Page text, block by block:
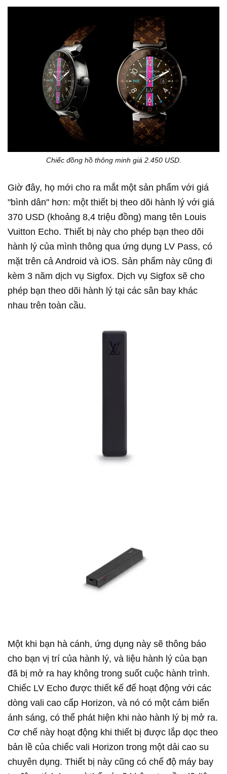
Chiếc đồng hồ thông minh giá 2.450 USD.
Giờ đây, họ mới cho ra mắt một sản phẩm với giá
"bình dân" hơn: một thiết bị theo dõi hành lý với giá
370 USD (khoảng 8,4 triệu đồng) mang tên Louis
Vuitton Echo. Thiết bị này cho phép bạn theo dõi
hành lý của mình thông qua ứng dụng LV Pass, có
mặt trên cả Android và iOS. Sản phẩm này cũng đi
kèm 3 năm dịch vụ Sigfox. Dịch vụ Sigfox sẽ cho
phép bạn theo dõi hành lý tại các sân bay khác
nhau trên toàn cầu.
Một khi bạn hà cánh, ứng dụng này sẽ thông báo
cho bạn vị trí của hành lý, và liệu hành lý của bạn
đã bị mở ra hay không trong suốt cuộc hành trình.
Chiếc LV Echo được thiết kế để hoạt động với các
dòng vali cao cấp Horizon, và nó có một cảm biến
ánh sáng, có thể phát hiện khi nào hành lý bị mở ra.
Cơ chế này hoạt động khi thiết bị được lắp dọc theo
bản lề của chiếc vali Horizon trong một dải cao su
chuyên dụng. Thiết bị này cũng có chế độ máy bay